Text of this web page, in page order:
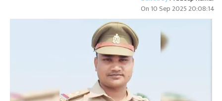
On 10 Sep 2025 20:08:14